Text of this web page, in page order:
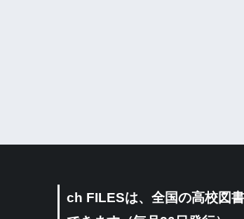
ch FILESは、全国の高校図